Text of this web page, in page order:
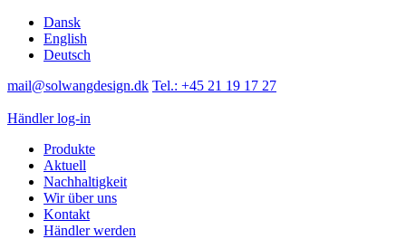
Dansk
English
Deutsch
mail@solwangdesign.dk Tel.: +45 21 19 17 27
Händler log-in
Produkte
Aktuell
Nachhaltigkeit
Wir über uns
Kontakt
Händler werden